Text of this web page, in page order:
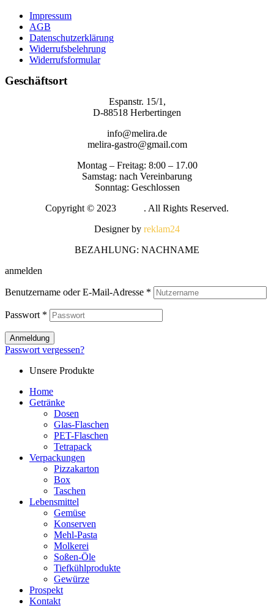
Impressum
AGB
Datenschutzerklärung
Widerrufsbelehrung
Widerrufsformular
Geschäftsort
Espanstr. 15/1,
D-88518 Herbertingen
info@melira.de
melira-gastro@gmail.com
Montag – Freitag: 8:00 – 17.00
Samstag: nach Vereinbarung
Sonntag: Geschlossen
Copyright © 2023
. All Rights Reserved.
Designer by reklam24
BEZAHLUNG: NACHNAME
anmelden
Benutzername oder E-Mail-Adresse *
Passwort *
Anmeldung
Passwort vergessen?
Unsere Produkte
Home
Getränke
Dosen
Glas-Flaschen
PET-Flaschen
Tetrapack
Verpackungen
Pizzakarton
Box
Taschen
Lebensmittel
Gemüse
Konserven
Mehl-Pasta
Molkerei
Soßen-Öle
Tiefkühlprodukte
Gewürze
Prospekt
Kontakt